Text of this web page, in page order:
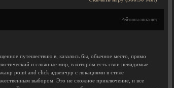
Рейтинга пока нет
путешествию в, казалось бы, обычное место, прямо
и сложные мир, в котором есть свои невидимые
point and click адвенчур с локациями в стиле
выбором. Это не сложное приключение, и все